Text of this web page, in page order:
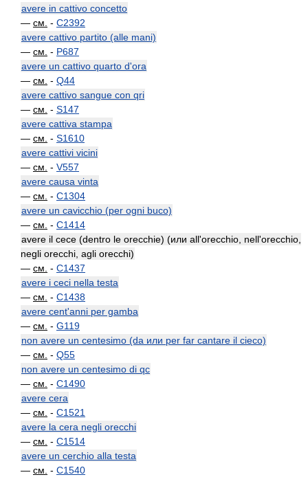
avere in cattivo concetto
— см. - C2392
avere cattivo partito (alle mani)
— см. - P687
avere un cattivo quarto d'ora
— см. - Q44
avere cattivo sangue con qri
— см. - S147
avere cattiva stampa
— см. - S1610
avere cattivi vicini
— см. - V557
avere causa vinta
— см. - C1304
avere un cavicchio (per ogni buco)
— см. - C1414
avere il cece (dentro le orecchie) (или all'orecchio, nell'orecchio,
negli orecchi, agli orecchi)
— см. - C1437
avere i ceci nella testa
— см. - C1438
avere cent'anni per gamba
— см. - G119
non avere un centesimo (da или per far cantare il cieco)
— см. - Q55
non avere un centesimo di qc
— см. - C1490
avere cera
— см. - C1521
avere la cera negli orecchi
— см. - C1514
avere un cerchio alla testa
— см. - C1540